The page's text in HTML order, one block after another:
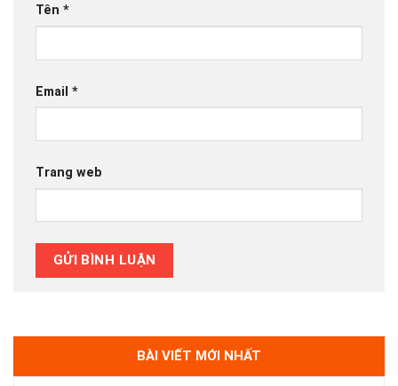
Tên *
Email *
Trang web
BÀI VIẾT MỚI NHẤT